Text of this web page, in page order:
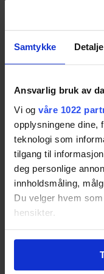
Samtykke
Ansvarlig bruk av
Vi og våre 1022
opplysningene dine,
teknologi som
tilgang til
deg personlige
innholdsmåling,
Du velger hvem
hensikter.
Hvis du gir oss lov,
Innhente
Berg Champion
Resultatet er basert på
4
81
Trampolinespesialisten Fly
Resultatet er basert på3
Berg Favorit
Resultatet er basert på1